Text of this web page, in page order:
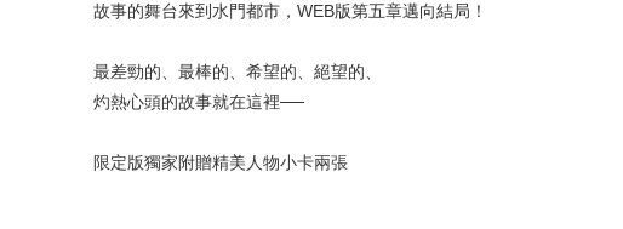
故事的舞台來到水門都市，WEB版第五章邁向結局！
最差勁的、最棒的、希望的、絕望的、
灼熱心頭的故事就在這裡──
限定版獨家附贈精美人物小卡兩張